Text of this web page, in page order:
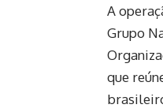
A
Grupo
que